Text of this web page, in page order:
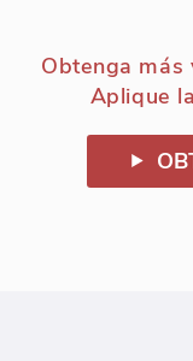
Obtenga más
Aplique